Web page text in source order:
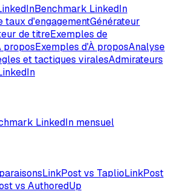
Benchmark LinkedIn
taux d'engagementGénérateur
de titreExemples de
proposExemples d'À proposAnalyse
et tactiques viralesAdmirateurs
LinkedIn mensuel
LinkPost vs TaplioLinkPost
vs AuthoredUp